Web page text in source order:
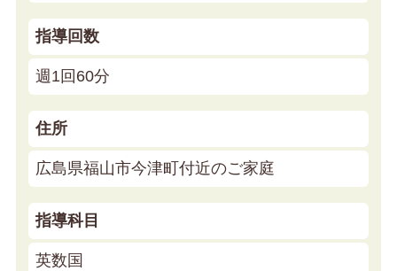
指導回数
週1回60分
住所
広島県福山市今津町付近のご家庭
指導科目
英数国